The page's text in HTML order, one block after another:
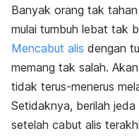
Banyak orang tak
mulai tumbuh lebat tak
Mencabut alis dengan
memang tak salah.
tidak terus-menerus
Setidaknya, berilah
setelah cabut alis